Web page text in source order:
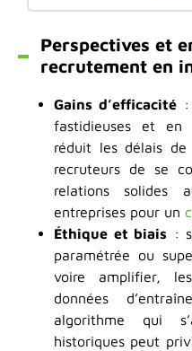
Perspectives et
recrutement en
Gains d’efficacité :
fastidieuses et en
réduit les délais
recruteurs de se
relations solides
entreprises pour un
Éthique et biais :
paramétrée ou
voire amplifier,
données
algorithme qui
historiques peut